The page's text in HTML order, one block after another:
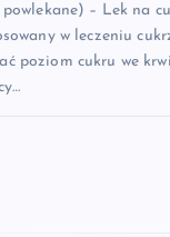
– Lek na
w leczeniu
poziom cukru we